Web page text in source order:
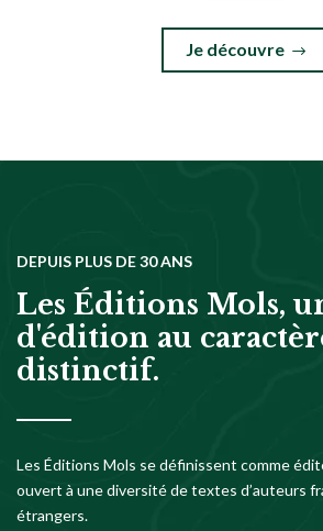
Je découvre
DEPUIS PLUS DE 30 ANS
Les Éditions Mols,
d'édition au
distinctif.
Les Éditions Mols se définissent comme
ouvert à une diversité de textes d’auteurs
étrangers.